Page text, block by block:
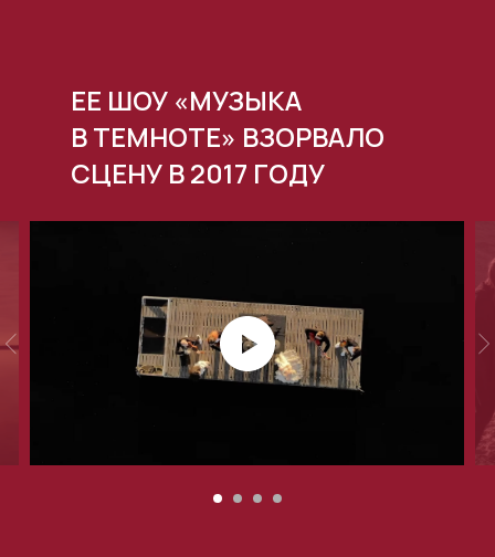
ЕЕ ШОУ «МУЗЫКА
В ТЕМНОТЕ» ВЗОРВАЛО
СЦЕНУ В 2017 ГОДУ